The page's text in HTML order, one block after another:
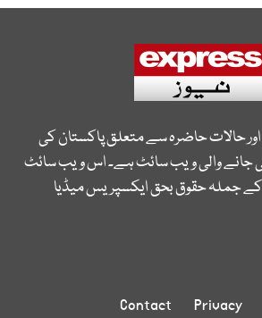
حالات حاضرہ سے متعلق پاکستان کی
جانے والی ویب سائٹ ہے۔ اس ویب سائٹ
کے جملہ حقوق بحق ایکسپریس میڈیا
Privacy
Contact